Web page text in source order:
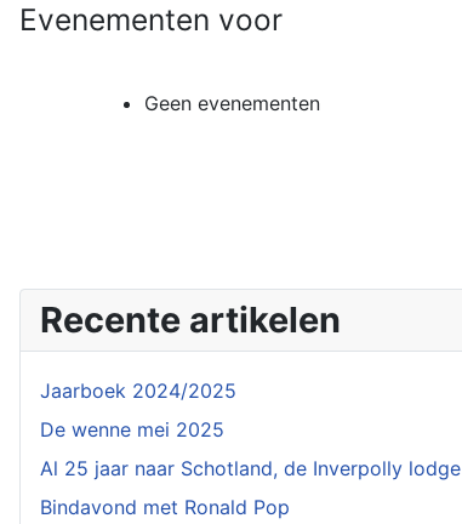
Evenementen voor
Geen evenementen
Recente artikelen
Jaarboek 2024/2025
De wenne mei 2025
Al 25 jaar naar Schotland, de Inverpolly lodge
Bindavond met Ronald Pop